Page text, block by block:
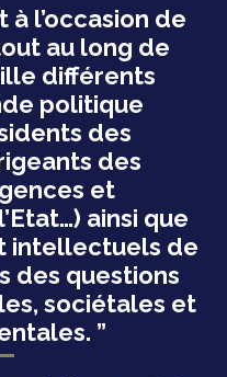
à l’occasion de
au long de
différents
politique
des
des
et
ainsi que
intellectuels de
des questions
sociétales et
”